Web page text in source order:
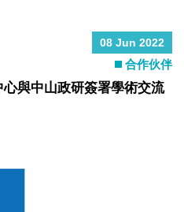
08 Jun 2022
合作伙伴
與中山政研簽署學術交流